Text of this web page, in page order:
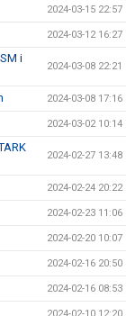
2024-03-15 22:57
2024-03-12 16:27
i
2024-03-08 22:21
2024-03-08 17:16
2024-03-02 10:14
2024-02-27 13:48
2024-02-24 20:22
2024-02-23 11:06
2024-02-20 10:07
2024-02-16 20:50
2024-02-16 08:53